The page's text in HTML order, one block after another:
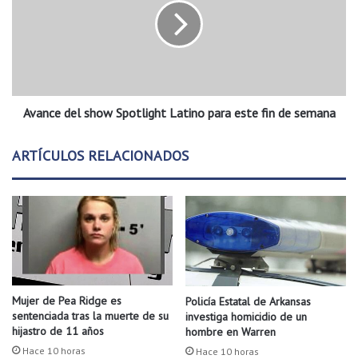
F
S
m
i
h
e
t
e
s
á
b
l
w
S
p
o
t
l
g
h
t
L
a
Avance del show Spotlight Latino para este fin de semana
ARTÍCULOS RELACIONADOS
Mujer de Pea Ridge es
sentenciada tras la muerte de su
hijastro de 11 años
Hace 10 horas
Policía Estatal de Arkansas
investiga homicidio de un
hombre en Warren
Hace 10 horas